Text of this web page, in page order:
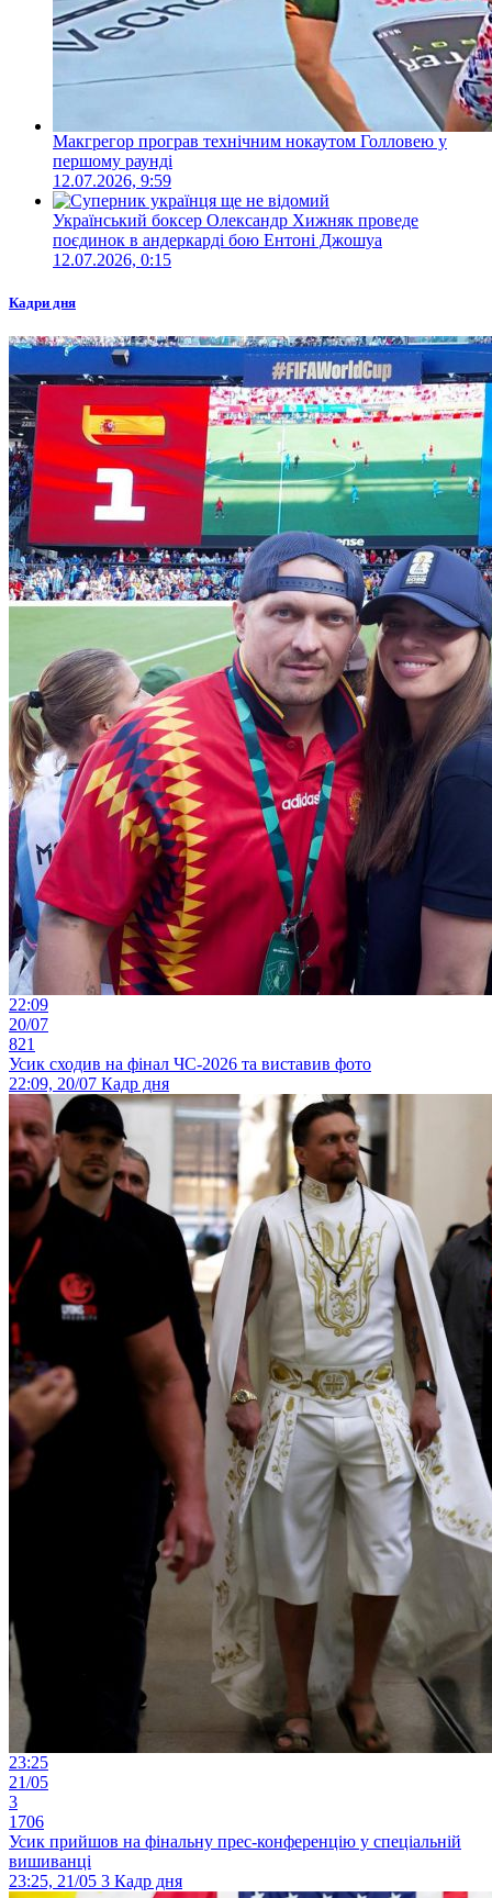
Макгрегор програв технічним нокаутом Голловею у
першому раунді
12.07.2026, 9:59
Український боксер Олександр Хижняк проведе
поєдинок в андеркарді бою Ентоні Джошуа
12.07.2026, 0:15
Кадри дня
22:09
20/07
821
Усик сходив на фінал ЧС-2026 та виставив фото
22:09, 20/07 Кадр дня
23:25
21/05
3
1706
Усик прийшов на фінальну прес-конференцію у спеціальній
вишиванці
23:25, 21/05 3 Кадр дня